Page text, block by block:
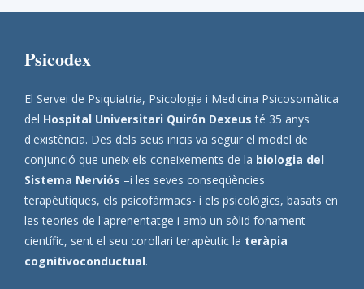
Psicodex
El Servei de Psiquiatria, Psicologia i Medicina Psicosomàtica
del Hospital Universitari Quirón Dexeus té 35 anys
d'existència. Des dels seus inicis va seguir el model de
conjunció que uneix els coneixements de la biologia del
Sistema Nerviós –i les seves conseqüències
terapèutiques, els psicofàrmacs- i els psicològics, basats en
les teories de l'aprenentatge i amb un sòlid fonament
científic, sent el seu corol·lari terapèutic la teràpia
cognitivoconductual.